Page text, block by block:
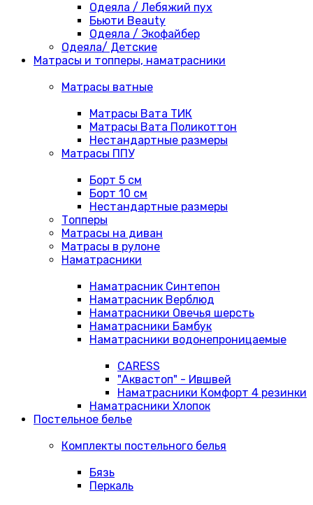
Одеяла / Лебяжий пух
Бьюти Beauty
Одеяла / Экофайбер
Одеяла/ Детские
Матрасы и топперы, наматрасники
Матрасы ватные
Матрасы Вата ТИК
Матрасы Вата Поликоттон
Нестандартные размеры
Матрасы ППУ
Борт 5 см
Борт 10 см
Нестандартные размеры
Топперы
Матрасы на диван
Матрасы в рулоне
Наматрасники
Наматрасник Синтепон
Наматрасник Верблюд
Наматрасники Овечья шерсть
Наматрасники Бамбук
Наматрасники водонепроницаемые
CARESS
"Аквастоп" - Ившвей
Наматрасники Комфорт 4 резинки
Наматрасники Хлопок
Постельное белье
Комплекты постельного белья
Бязь
Перкаль